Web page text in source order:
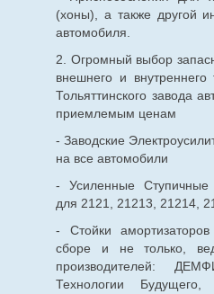
(хоны), а также другой
автомобиля.
2. Огромный выбор
внешнего и
Тольяттинского завода
приемлемым ценам
- Заводские
на все автомобили
- Усиленные Ступичные
для 2121, 21213, 21214,
- Стойки
сборе и не только,
производителей:
Технологии Будущего,